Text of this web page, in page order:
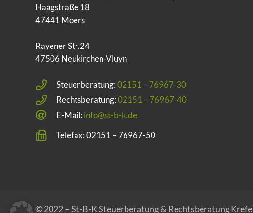
Haagstraße 18
47441 Moers
Rayener Str.24
47506 Neukirchen-Vluyn
Steuerberatung:02151 – 76967-30
Rechtsberatung:02151 – 76967-40
E-Mail: info@st-b-k.de
Telefax: 02151 – 76967-50
© 2022 – St-B-K Steuerberatung & Rechtsberatung